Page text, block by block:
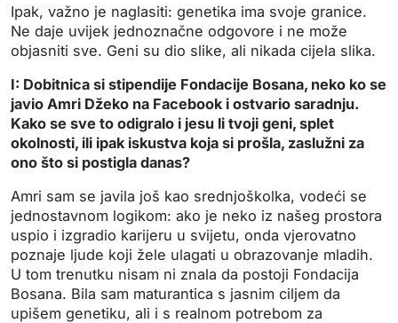
Ipak, važno je naglasiti: genetika ima svoje granice.
Ne daje uvijek jednoznačne odgovore i ne može
objasniti sve. Geni su dio slike, ali nikada cijela slika.
I: Dobitnica si stipendije Fondacije Bosana, neko ko se
javio Amri Džeko na Facebook i ostvario saradnju.
Kako se sve to odigralo i jesu li tvoji geni, splet
okolnosti, ili ipak iskustva koja si prošla, zaslužni za
ono što si postigla danas?
Amri sam se javila još kao srednjoškolka, vodeći se
jednostavnom logikom: ako je neko iz našeg prostora
uspio i izgradio karijeru u svijetu, onda vjerovatno
poznaje ljude koji žele ulagati u obrazovanje mladih.
U tom trenutku nisam ni znala da postoji Fondacija
Bosana. Bila sam maturantica s jasnim ciljem da
upišem genetiku, ali i s realnom potrebom za